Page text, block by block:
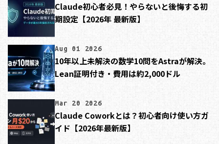
Claude初心者必見！やらないと後悔する初
期設定【2026年 最新版】
Aug 01 2026
10年以上未解決の数学10問をAstraが解決。
Lean証明付き・費用は約2,000ドル
Mar 20 2026
Claude Coworkとは？初心者向け使い方ガ
イド【2026年最新版】